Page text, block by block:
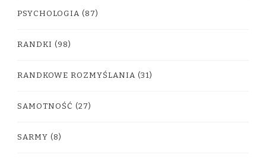
PSYCHOLOGIA (87)
RANDKI (98)
RANDKOWE ROZMYŚLANIA (31)
SAMOTNOŚĆ (27)
SARMY (8)